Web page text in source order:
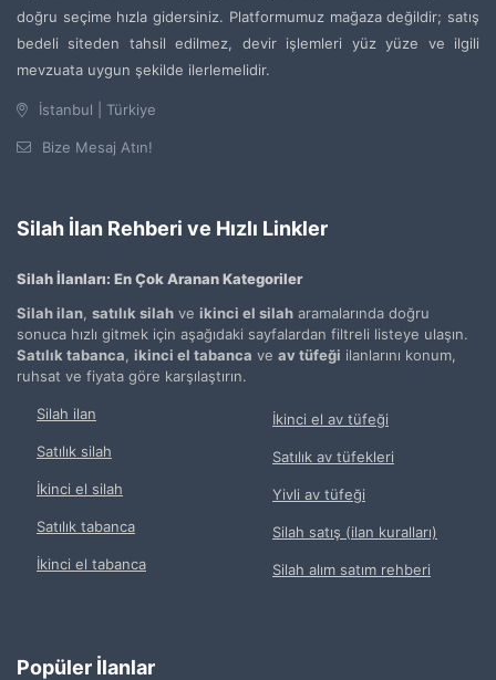
doğru seçime hızla gidersiniz. Platformumuz mağaza değildir; satış
bedeli siteden tahsil edilmez, devir işlemleri yüz yüze ve ilgili
mevzuata uygun şekilde ilerlemelidir.
İstanbul | Türkiye
Bize Mesaj Atın!
Silah İlan Rehberi ve Hızlı Linkler
Silah İlanları: En Çok Aranan Kategoriler
Silah ilan satılık silah ve ikinci el silah aramalarında doğru
sonuca hızlı gitmek için aşağıdaki sayfalardan filtreli listeye ulaşın.
Satılık tabanca ikinci el tabanca ve av tüfeği ilanlarını konum,
ruhsat ve fiyata göre karşılaştırın.
Silah ilan
Satılık silah
İkinci el silah
Satılık tabanca
İkinci el tabanca
İkinci el av tüfeği
Satılık av tüfekleri
Yivli av tüfeği
Silah satış (ilan kuralları)
Silah alım satım rehberi
Popüler İlanlar